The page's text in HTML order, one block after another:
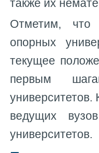
также их
Отметим, что
опорных
текущее
первым
университетов.
ведущих
университетов.